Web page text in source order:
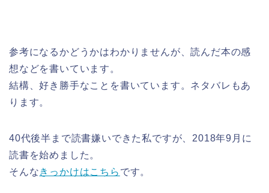
参考になるかどうかはわかりませんが、読んだ本の感
想などを書いています。
結構、好き勝手なことを書いています。ネタバレもあ
ります。
40代後半まで読書嫌いできた私ですが、2018年9月に
読書を始めました。
そんなきっかけはこちら です。